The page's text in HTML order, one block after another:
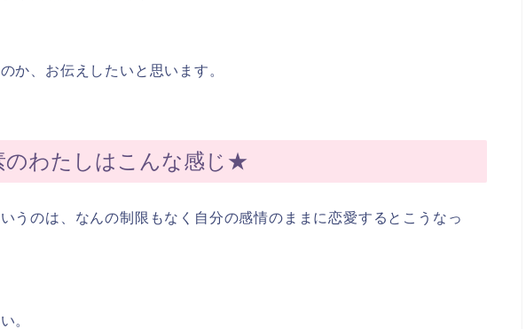
か、お伝えしたいと思います。
わたしはこんな感じ★
うのは、なんの制限もなく自分の感情のままに恋愛するとこうなっ
。